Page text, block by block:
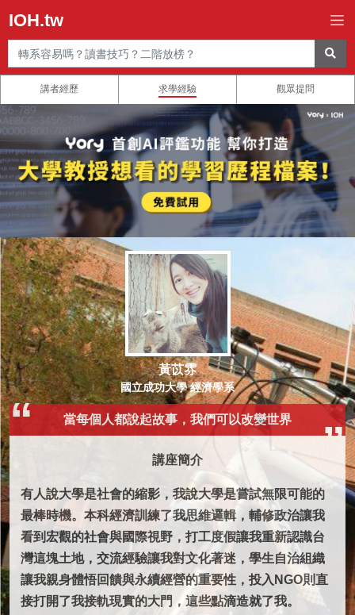
IOH.tw
講者經歷 求學經驗 觀眾提問
黃苡雰
國立成功大學 經濟學系
當每個人都說起故事，我們可以改變世界
講座簡介
有人說大學是社會的縮影，我說大學是嘗試無限可能的
最棒時機。本科經濟訓練了我思維邏輯，輔修政治讓我
看到宏觀的社會與國際視野，打工度假讓我重新認識台
灣這塊土地，交流經驗讓我對文化著迷，學生自治組織
讓我親身體悟回饋與永續經營的重要性，投入NGO則直
接打開了我接軌現實的大門，這些點滴造就了我。